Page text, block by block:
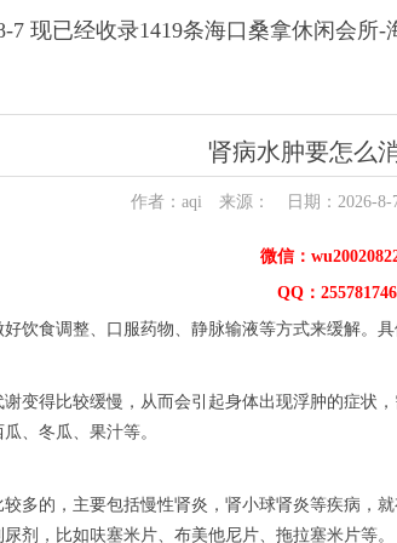
7 现已经收录1419条海口桑拿休闲会所
肾病水肿要怎么
作者：aqi 来源： 日期：2026-8-
微信：
QQ：
饮食调整、口服药物、静脉输液等方式来缓解。
变得比较缓慢，从而会引起身体出现浮肿的症状
、冬瓜、果汁等。
多的，主要包括慢性肾炎，肾小球肾炎等疾病，
剂，比如呋塞米片、布美他尼片、拖拉塞米片等。